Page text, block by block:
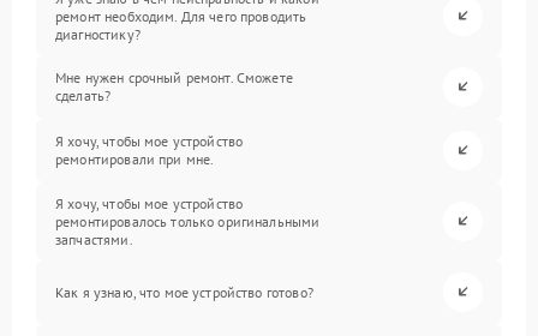
ремонт необходим. Для чего проводить
диагностику?
Мне нужен срочный ремонт. Сможете
сделать?
Я хочу, чтобы мое устройство
ремонтировали при мне.
Я хочу, чтобы мое устройство
ремонтировалось только оригинальными
запчастями.
Как я узнаю, что мое устройство готово?